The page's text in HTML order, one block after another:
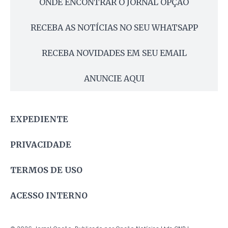
RECEBA AS NOTÍCIAS NO SEU WHATSAPP
RECEBA NOVIDADES EM SEU EMAIL
ANUNCIE AQUI
EXPEDIENTE
PRIVACIDADE
TERMOS DE USO
ACESSO INTERNO